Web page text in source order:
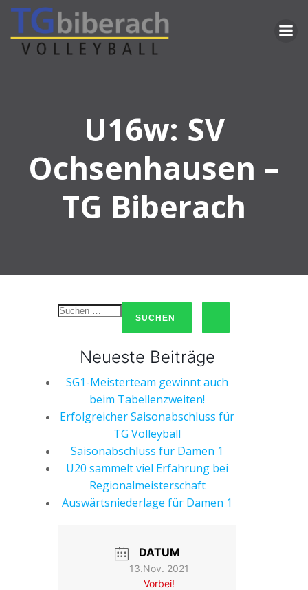
Inhalt
springen
U16w: SV
Ochsenhausen –
TG Biberach
Neueste Beiträge
SG1-Meisterteam gewinnt auch
beim Tabellenzweiten!
Erfolgreicher Saisonabschluss für
TG Volleyball
Saisonabschluss für Damen 1
U20 sammelt viel Erfahrung bei
Regionalmeisterschaft
Auswärtsniederlage für Damen 1
DATUM
13.Nov. 2021
Vorbei!